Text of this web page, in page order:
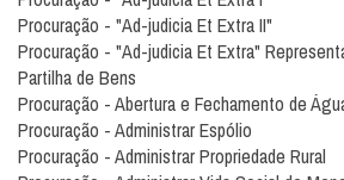
Procuração - "Ad-judicia Et Extra II"
Procuração - "Ad-judicia Et Extra"
Partilha de Bens
Procuração - Abertura e Fechamento de
Procuração - Administrar Espólio
Procuração - Administrar Propriedade Rural